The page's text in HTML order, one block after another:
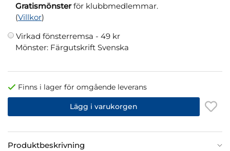
Gratismönsterför klubbmedlemmar.
(Villkor)
Virkad fönsterremsa - 49 kr
Mönster: Färgutskrift Svenska
Finns i lager för omgående leverans
Lägg i varukorgen
Produktbeskrivning